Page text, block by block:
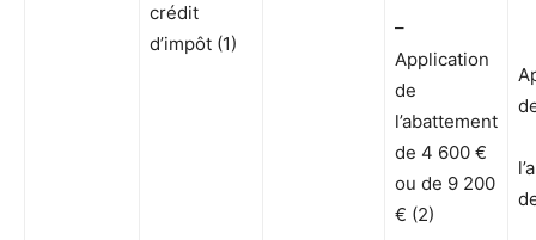
crédit
d’impôt (1)
–
Application
de
l’abattement
de 4 600 €
ou de 9 200
€ (2)